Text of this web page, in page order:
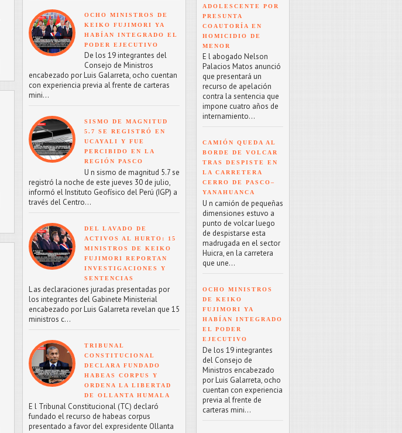
OCHO MINISTROS DE
KEIKO FUJIMORI YA
HABÍAN INTEGRADO EL
PODER EJECUTIVO
De los 19 integrantes del
Consejo de Ministros
encabezado por Luis Galarreta, ocho cuentan
con experiencia previa al frente de carteras
mini...
SISMO DE MAGNITUD
5.7 SE REGISTRÓ EN
UCAYALI Y FUE
PERCIBIDO EN LA
REGIÓN PASCO
U n sismo de magnitud 5.7 se
registró la noche de este jueves 30 de julio,
informó el Instituto Geofísico del Perú (IGP) a
través del Centro...
DEL LAVADO DE
ACTIVOS AL HURTO: 15
MINISTROS DE KEIKO
FUJIMORI REPORTAN
INVESTIGACIONES Y
SENTENCIAS
L as declaraciones juradas presentadas por
los integrantes del Gabinete Ministerial
encabezado por Luis Galarreta revelan que 15
ministros c...
TRIBUNAL
CONSTITUCIONAL
DECLARA FUNDADO
HABEAS CORPUS Y
ORDENA LA LIBERTAD
DE OLLANTA HUMALA
E l Tribunal Constitucional (TC) declaró
fundado el recurso de habeas corpus
presentado a favor del expresidente Ollanta
ADOLESCENTE POR
PRESUNTA
COAUTORÍA EN
HOMICIDIO DE
MENOR
E l abogado Nelson
Palacios Matos anunció
que presentará un
recurso de apelación
contra la sentencia que
impone cuatro años de
internamiento...
CAMIÓN QUEDA AL
BORDE DE VOLCAR
TRAS DESPISTE EN
LA CARRETERA
CERRO DE PASCO–
YANAHUANCA
U n camión de pequeñas
dimensiones estuvo a
punto de volcar luego
de despistarse esta
madrugada en el sector
Huicra, en la carretera
que une...
OCHO MINISTROS
DE KEIKO
FUJIMORI YA
HABÍAN INTEGRADO
EL PODER
EJECUTIVO
De los 19 integrantes
del Consejo de
Ministros encabezado
por Luis Galarreta, ocho
cuentan con experiencia
previa al frente de
carteras mini...